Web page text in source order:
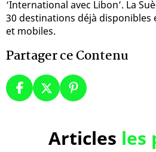
‘International avec Libon’. La
30 destinations déjà disponibles
et mobiles.
Partager ce Contenu
Articles les